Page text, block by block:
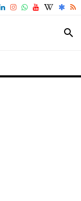
search